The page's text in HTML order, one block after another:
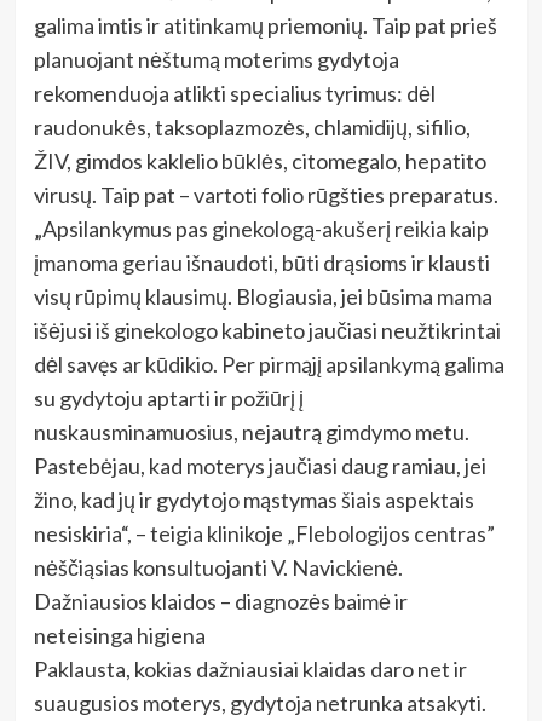
galima imtis ir atitinkamų priemonių. Taip pat prieš
planuojant nėštumą moterims gydytoja
rekomenduoja atlikti specialius tyrimus: dėl
raudonukės, taksoplazmozės, chlamidijų, sifilio,
ŽIV, gimdos kaklelio būklės, citomegalo, hepatito
virusų. Taip pat – vartoti folio rūgšties preparatus.
„Apsilankymus pas ginekologą-akušerį reikia kaip
įmanoma geriau išnaudoti, būti drąsioms ir klausti
visų rūpimų klausimų. Blogiausia, jei būsima mama
išėjusi iš ginekologo kabineto jaučiasi neužtikrintai
dėl savęs ar kūdikio. Per pirmąjį apsilankymą galima
su gydytoju aptarti ir požiūrį į
nuskausminamuosius, nejautrą gimdymo metu.
Pastebėjau, kad moterys jaučiasi daug ramiau, jei
žino, kad jų ir gydytojo mąstymas šiais aspektais
nesiskiria“, – teigia klinikoje „Flebologijos centras”
nėščiąsias konsultuojanti V. Navickienė.
Dažniausios klaidos – diagnozės baimė ir
neteisinga higiena
Paklausta, kokias dažniausiai klaidas daro net ir
suaugusios moterys, gydytoja netrunka atsakyti.